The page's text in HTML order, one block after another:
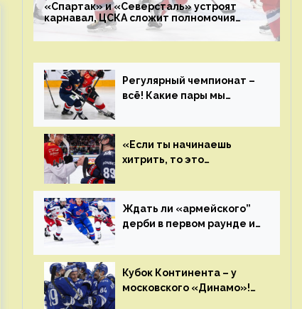
«Спартак» и «Северсталь» устроят
карнавал, ЦСКА сложит полномочия
чемпиона. Превью первого раунда плей-
офф на Западе
Регулярный чемпионат –
всё! Какие пары мы
«Если ты начинаешь
хитрить, то это
бумерангом»
Ждать ли «армейского”
дерби в первом раунде и
Главные интриги
последнего дня
«регулярки” КХЛ
Кубок Континента – у
московского «Динамо»!